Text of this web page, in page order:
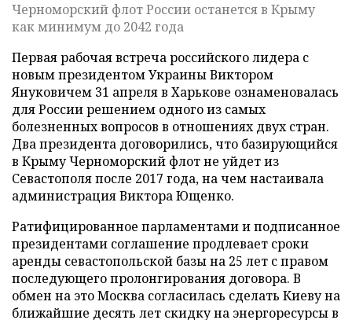
Черноморский флот России останется в Крыму
как минимум до 2042 года
Первая рабочая встреча российского лидера с
новым президентом Украины Виктором
Януковичем 31 апреля в Харькове ознаменовалась
для России решением одного из самых
болезненных вопросов в отношениях двух стран.
Два президента договорились, что базирующийся
в Крыму Черноморский флот не уйдет из
Севастополя после 2017 года, на чем настаивала
администрация Виктора Ющенко.
Ратифицированное парламентами и подписанное
президентами соглашение продлевает сроки
аренды севастопольской базы на 25 лет с правом
последующего пролонгирования договора. В
обмен на это Москва согласилась сделать Киеву на
ближайшие десять лет скидку на энергоресурсы в